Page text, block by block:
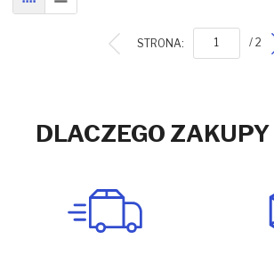
STRONA: / 2
DLACZEGO ZAKUPY